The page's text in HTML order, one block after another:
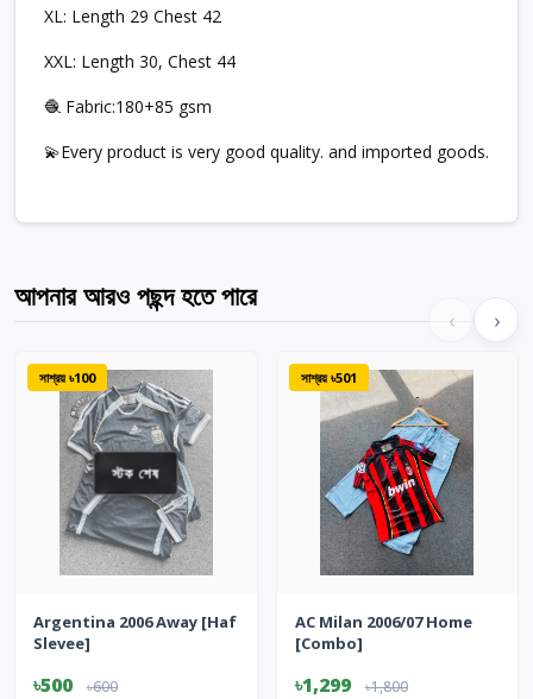
XL: Length 29 Chest 42
XXL: Length 30, Chest 44
🧶 Fabric:180+85 gsm
💫Every product is very good quality. and imported goods.
আপনার আরও পছন্দ হতে পারে
সাশ্রয় ৳100
স্টক শেষ
Argentina 2006 Away [Haf
Slevee]
৳500 ৳600
সাশ্রয় ৳501
AC Milan 2006/07 Home
[Combo]
৳1,299 ৳1,800
‹ ›